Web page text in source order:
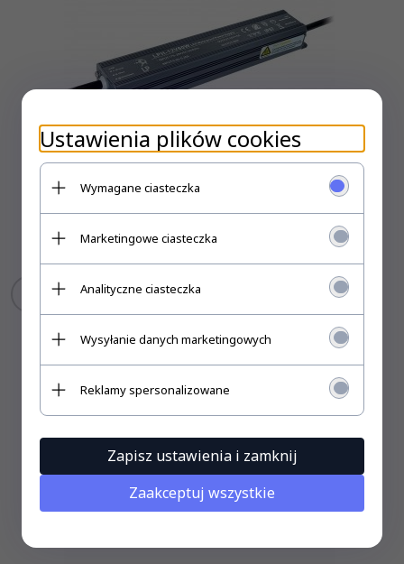
ZASILACZ HERMETYCZNY LPH 60W 12V
KUP TERAZ!
Ustawienia plików cookies
Wymagane ciasteczka
Marketingowe ciasteczka
Analityczne ciasteczka
Wysyłanie danych marketingowych
Reklamy spersonalizowane
Zapisz ustawienia i zamknij
Zaakceptuj wszystkie